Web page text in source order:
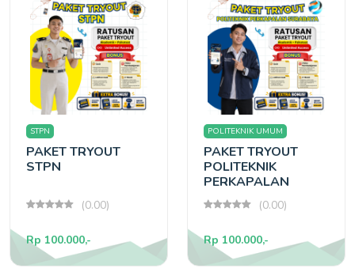
STPN
PAKET TRYOUT
STPN
(0.00)
Rp 100.000,-
POLITEKNIK UMUM
PAKET TRYOUT
POLITEKNIK
PERKAPALAN
SURABAYA(0.00)
Rp 100.000,-